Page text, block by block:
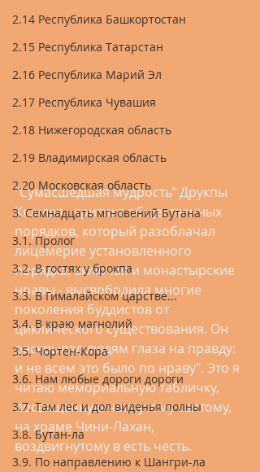
2.14 Республика Башкортостан
2.15 Республика Татарстан
2.16 Республика Марий Эл
2.17 Республика Чувашия
2.18 Нижегородская область
2.19 Владимирская область
2.20 Московская область
3. Семнадцать мгновений Бутана
3.1. Пролог
3.2. В гостях у брокпа
3.3. В Гималайском царстве...
3.4. В краю магнолий
3.5. Чортен-Кора
3.6. Нам любые дороги дороги
3.7. Там лес и дол виденья полны
3.8. Бутан-ла
3.9. По направлению к Шангри-ла
"Сумасшедшая мудрость" Друкпы
Кюнлея - критика общественных
порядков, который разоблачал
лицемерие установленного
порядка, включая и монастырские
нравы - высвободила многие
поколения буддистов от
циклического существования. Он
раскрывал людям глаза на правду:
и не всем это было по нраву". Это я
читаю мемориальную табличку,
посвященную чокнутому святому,
на храме Чини-Лахан,
воздвигнутому в есть честь.